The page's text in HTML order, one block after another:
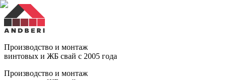
Производство и монтаж
винтовых и ЖБ свай с 2005 года
Производство и монтаж